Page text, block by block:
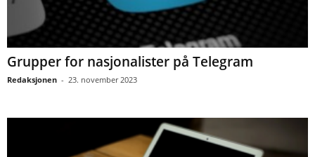
Grupper for nasjonalister på Telegram
Redaksjonen - 23. november 2023